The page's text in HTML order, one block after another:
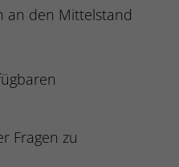
an den Mittelstand
Fragen zu
Berichte über die Nutzung Ihrer
die Website nutzt, zu
Webseiten. Diese